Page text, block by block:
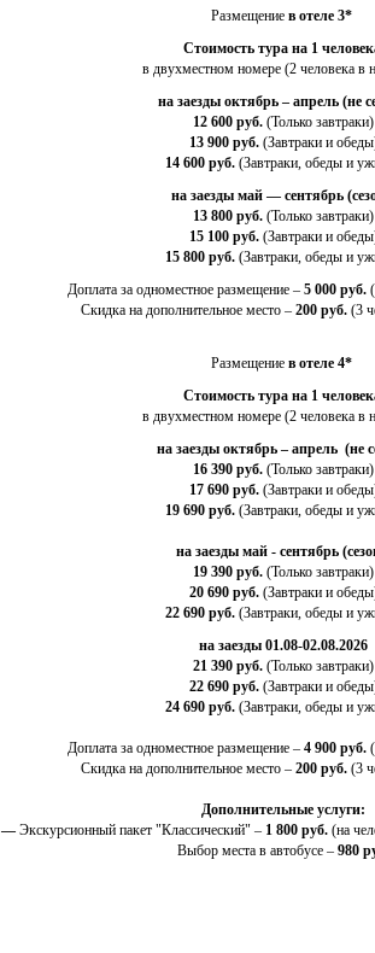
Размещение в отеле 3*
Стоимость тура на 1
в двухместном номере (2 человека в
на заезды октябрь – апрель (не
12 600 руб. (Только завтраки)
13 900 руб.(Завтраки и
14 600 руб.(Завтраки, обеды и
на заезды май — сентябрь
13 800 руб. (Только завтраки)
15 100 руб.(Завтраки и
15 800 руб.(Завтраки, обеды и
Доплата за одноместное размещение – 5 000 руб.
Скидка на дополнительное место – 200 руб.(3
Размещение в отеле 4*
Стоимость тура на 1
в двухместном номере (2 человека в
на заезды октябрь – апрель (не
16 390 руб. (Только завтраки)
17 690 руб.(Завтраки и
19 690 руб.(Завтраки, обеды и
на заезды май - сентябрь
19 390 руб. (Только завтраки)
20 690 руб.(Завтраки и
22 690 руб.(Завтраки, обеды и
на заезды 01.08-02.08.2026
21 390 руб. (Только завтраки)
22 690 руб.(Завтраки и
24 690 руб.(Завтраки, обеды и
Доплата за одноместное размещение – 4 900 руб.
Скидка на дополнительное место – 200 руб.(3
Дополнительные услуги:
—Экскурсионный пакет "Классический" – 1 800 руб.(на
Выбор места в автобусе – 980